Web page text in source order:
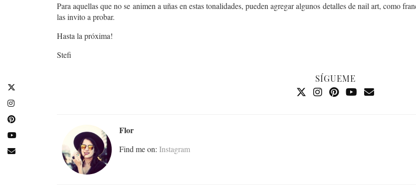
Para aquellas que no se animen a uñas en estas tonalidades, pueden agregar algunos detalles de nail art, como
las invito a probar.
Hasta la próxima!
Stefi
SÍGUEME
Flor
Find me on: Instagram